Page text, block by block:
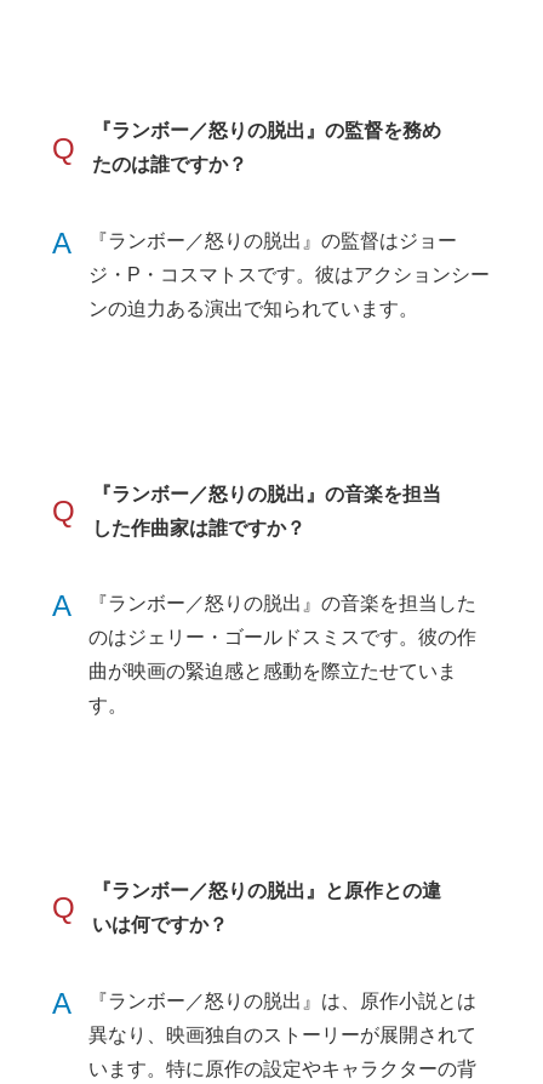
Q
『ランボー／怒りの脱出』の監督を務め
たのは誰ですか？
A
『ランボー／怒りの脱出』の監督はジョー
ジ・P・コスマトスです。彼はアクションシー
ンの迫力ある演出で知られています。
Q
『ランボー／怒りの脱出』の音楽を担当
した作曲家は誰ですか？
A
『ランボー／怒りの脱出』の音楽を担当した
のはジェリー・ゴールドスミスです。彼の作
曲が映画の緊迫感と感動を際立たせていま
す。
Q
『ランボー／怒りの脱出』と原作との違
いは何ですか？
A
『ランボー／怒りの脱出』は、原作小説とは
異なり、映画独自のストーリーが展開されて
います。特に原作の設定やキャラクターの背